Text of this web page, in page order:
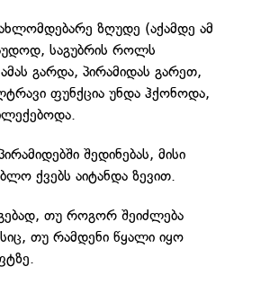
ზღუდე (აქამდე ამ
საგუბრის როლს
გარდა, პირამიდას გარეთ,
ფუნქცია უნდა ჰქონოდა,
შედინებას, მისი
ქვებს აიტანდა ზევით.
თუ როგორ შეიძლება
თუ რამდენი წყალი იყო